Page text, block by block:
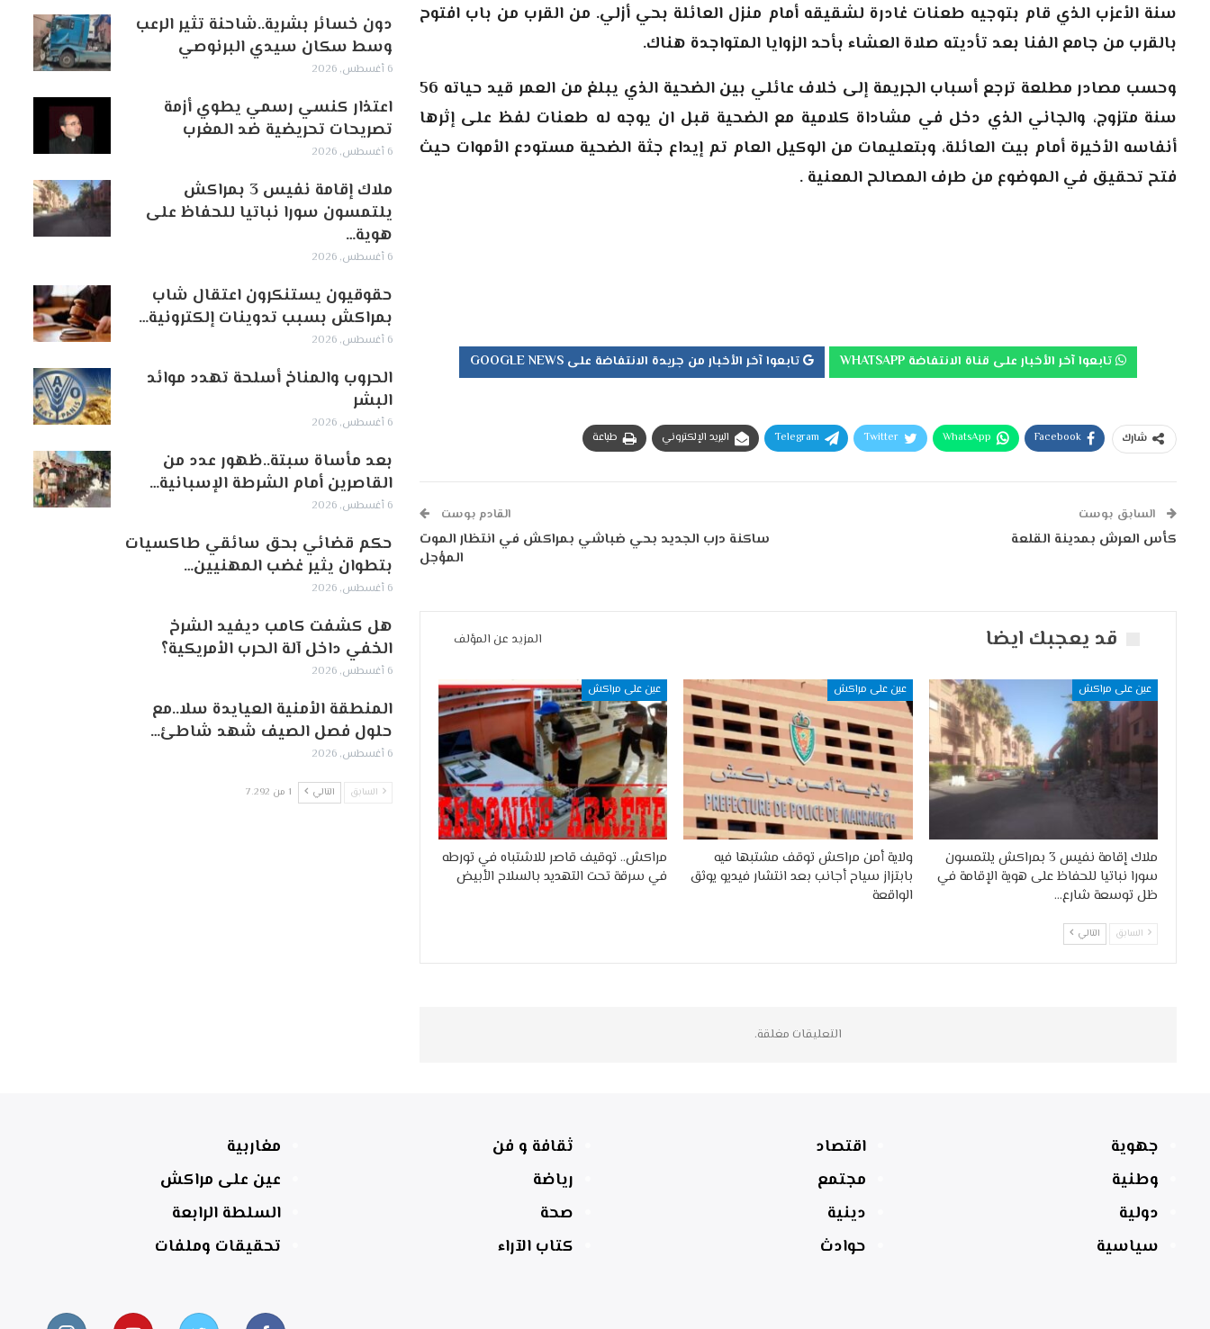
سنة الأعزب الذي قام بتوجيه طعنات غادرة لشقيقه أمام منزل العائلة بحي أزلي. من القرب من باب افتوح
بالقرب من جامع الفنا بعد تأديته صلاة العشاء بأحد الزوايا المتواجدة هناك.
وحسب مصادر مطلعة ترجع أسباب الجريمة إلى خلاف عائلي بين الضحية الذي يبلغ من العمر قيد حياته 56
سنة متزوج، والجاني الذي دخل في مشاداة كلامية مع الضحية قبل ان يوجه له طعنات لفظ على إثرها
أنفاسه الأخيرة أمام بيت العائلة، وبتعليمات من الوكيل العام تم إيداع جثة الضحية مستودع الأموات حيث
فتح تحقيق في الموضوع من طرف المصالح المعنية .
تابعوا آخر الأخبار من جريدة الانتفاضة على GOOGLE NEWS تابعوا آخر الأخبار على قناة الانتفاضة WHATSAPP
شارك Facebook
WhatsApp
Twitter
Telegram البريد الإلكتروني طباعة
السابق بوست
كأس العرش بمدينة القلعة
القادم بوست
ساكنة درب الجديد بحي ضباشي بمراكش في انتظار الموت
المؤجل
قد يعجبك ايضا المزيد عن المؤلف
عين على مراكش
ملاك إقامة نفيس 3 بمراكش يلتمسون
سورا نباتيا للحفاظ على هوية الإقامة في
ظل توسعة شارع…
عين على مراكش
ولاية أمن مراكش توقف مشتبها فيه
بابتزاز سياح أجانب بعد انتشار فيديو يوثق
الواقعة
عين على مراكش
مراكش.. توقيف قاصر للاشتباه في تورطه
في سرقة تحت التهديد بالسلاح الأبيض
السابق التالي
التعليقات مغلقة.
دون خسائر بشرية..شاحنة تثير الرعب
وسط سكان سيدي البرنوصي
6 أغسطس, 2026
اعتذار كنسي رسمي يطوي أزمة
تصريحات تحريضية ضد المغرب
6 أغسطس, 2026
ملاك إقامة نفيس 3 بمراكش
يلتمسون سورا نباتيا للحفاظ على
هوية…
6 أغسطس, 2026
حقوقيون يستنكرون اعتقال شاب
بمراكش بسبب تدوينات إلكترونية…
6 أغسطس, 2026
الحروب والمناخ أسلحة تهدد موائد
البشر
6 أغسطس, 2026
بعد مأساة سبتة..ظهور عدد من
القاصرين أمام الشرطة الإسبانية…
6 أغسطس, 2026
حكم قضائي بحق سائقي طاكسيات
بتطوان يثير غضب المهنيين…
6 أغسطس, 2026
هل كشفت كامب ديفيد الشرخ
الخفي داخل آلة الحرب الأمريكية؟
6 أغسطس, 2026
‏المنطقة الأمنية العيايدة سلا..مع
حلول فصل الصيف شهد شاطئ…
6 أغسطس, 2026
السابق التالي 1 من 7٬292
جهوية
وطنية
دولية
سياسية
اقتصاد
مجتمع
دينية
حوادث
ثقافة و فن
رياضة
صحة
كتاب الآراء
مغاربية
عين على مراكش
السلطة الرابعة
تحقيقات وملفات